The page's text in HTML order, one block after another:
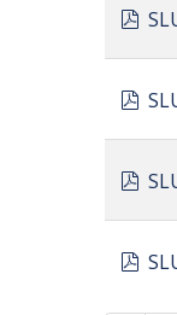
pdf
pdf
pdf
pdf